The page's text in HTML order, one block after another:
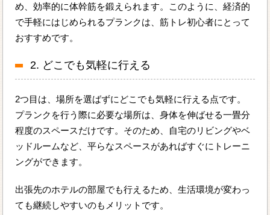
め、効率的に体幹筋を鍛えられます。このように、経済的
で手軽にはじめられるプランクは、筋トレ初心者にとって
おすすめです。
2. どこでも気軽に行える
2つ目は、場所を選ばずにどこでも気軽に行える点です。
プランクを行う際に必要な場所は、身体を伸ばせる一畳分
程度のスペースだけです。そのため、自宅のリビングやベ
ッドルームなど、平らなスペースがあればすぐにトレーニ
ングができます。
出張先のホテルの部屋でも行えるため、生活環境が変わっ
ても継続しやすいのもメリットです。